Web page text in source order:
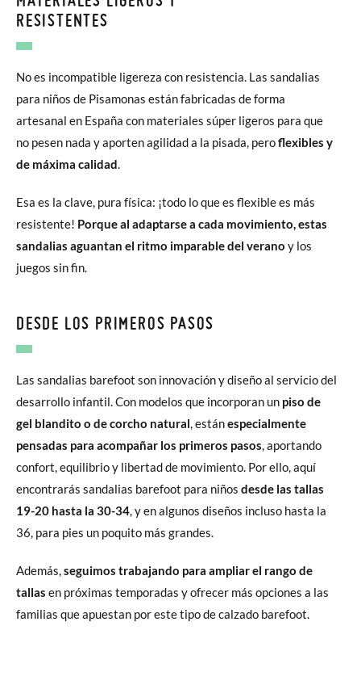
RESISTENTES
No es incompatible ligereza con resistencia. Las sandalias
para niños de Pisamonas están fabricadas de forma
artesanal en España con materiales súper ligeros para que
no pesen nada y aporten agilidad a la pisada, peroflexibles y
de máxima calidad.
Esa es la clave, pura física: ¡todo lo que es flexible es más
resistente! Porque al adaptarse a cada movimiento, estas
sandalias aguantan el ritmo imparable del verano y los
juegos sin fin.
DESDE LOS PRIMEROS PASOS
Las sandalias barefoot son innovación y diseño al servicio del
desarrollo infantil. Con modelos que incorporan un piso de
gel blandito o de corcho natural, estánespecialmente
pensadas para acompañar los primeros pasos, aportando
confort, equilibrio y libertad de movimiento. Por ello, aquí
encontrarás sandalias barefoot para niños desde las tallas
19-20 hasta la 30-34, y en algunos diseños incluso hasta la
36, para pies un poquito más grandes.
Además,seguimos trabajando para ampliar el rango de
tallas en próximas temporadas y ofrecer más opciones a las
familias que apuestan por este tipo de calzado barefoot.